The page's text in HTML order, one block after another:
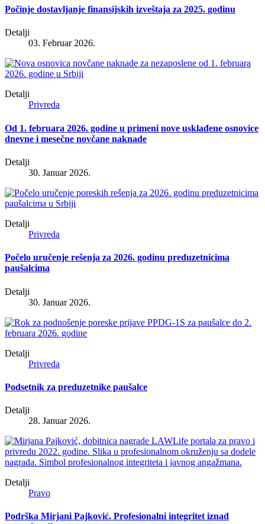
Počinje dostavljanje finansijskih izveštaja za 2025. godinu
Detalji
03. Februar 2026.
Detalji
Privreda
Od 1. februara 2026. godine u primeni nove usklađene osnovice
dnevne i mesečne novčane naknade
Detalji
30. Januar 2026.
Detalji
Privreda
Počelo uručenje rešenja za 2026. godinu preduzetnicima
paušalcima
Detalji
30. Januar 2026.
Detalji
Privreda
Podsetnik za preduzetnike paušalce
Detalji
28. Januar 2026.
Detalji
Pravo
Podrška Mirjani Pajković. Profesionalni integritet iznad